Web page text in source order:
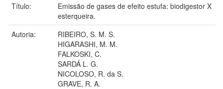
Título:
Emissão de gases de efeito estufa: biodigestor X
esterqueira.
Autoria:
RIBEIRO, S. M. S.
HIGARASHI, M. M.
FALKOSKI, C.
SARDÁ L. G.
NICOLOSO, R. da S.
GRAVE, R. A.